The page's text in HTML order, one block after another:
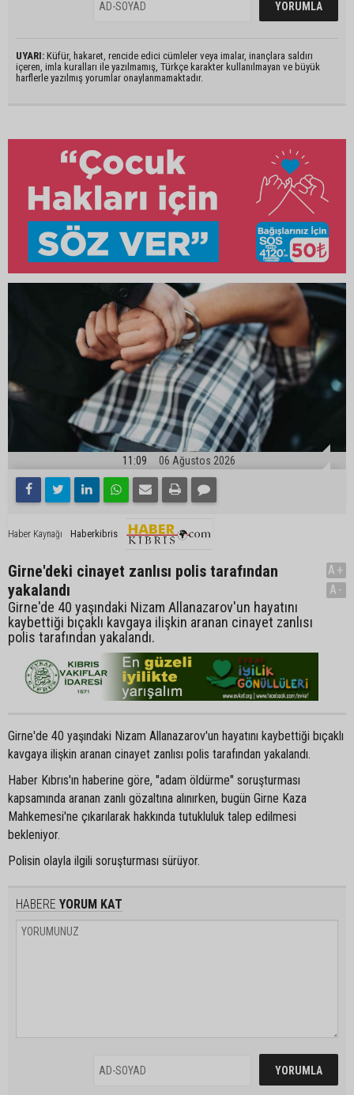
UYARI: Küfür, hakaret, rencide edici cümleler veya imalar, inançlara saldırı
içeren, imla kuralları ile yazılmamış, Türkçe karakter kullanılmayan ve büyük
harflerle yazılmış yorumlar onaylanmamaktadır.
11:09 06 Ağustos 2026
Haber Kaynağı Haberkibris
Girne'deki cinayet zanlısı polis tarafından
yakalandı
Girne'de 40 yaşındaki Nizam Allanazarov'un hayatını
kaybettiği bıçaklı kavgaya ilişkin aranan cinayet zanlısı
polis tarafından yakalandı.
A+
A-
Girne'de 40 yaşındaki Nizam Allanazarov'un hayatını kaybettiği bıçaklı
kavgaya ilişkin aranan cinayet zanlısı polis tarafından yakalandı.
Haber Kıbrıs'ın haberine göre, "adam öldürme" soruşturması
kapsamında aranan zanlı gözaltına alınırken, bugün Girne Kaza
Mahkemesi'ne çıkarılarak hakkında tutukluluk talep edilmesi
bekleniyor.
Polisin olayla ilgili soruşturması sürüyor.
HABERE YORUM KAT